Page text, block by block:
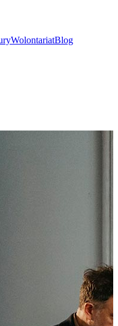
WolontariatBlog